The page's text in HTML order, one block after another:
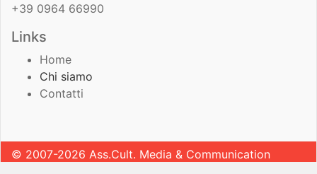
+39 0964 66990
Links
Home
Chi siamo
Contatti
© 2007-2026 Ass.Cult. Media & Communication